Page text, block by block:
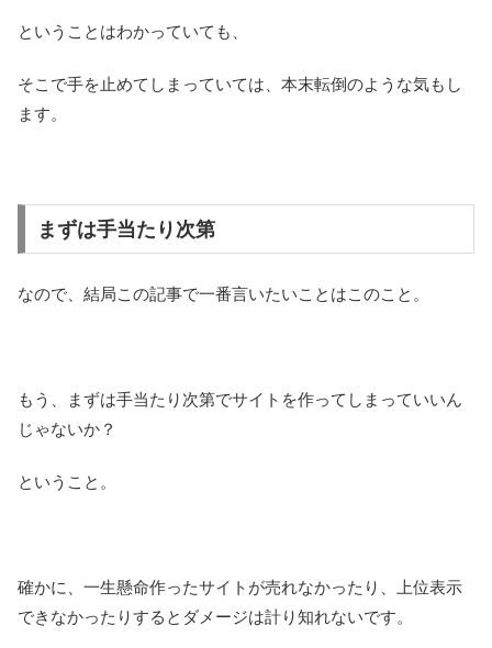
ということはわかっていても、
そこで手を止めてしまっていては、本末転倒のような気もし
ます。
まずは手当たり次第
なので、結局この記事で一番言いたいことはこのこと。
もう、まずは手当たり次第でサイトを作ってしまっていいん
じゃないか？
ということ。
確かに、一生懸命作ったサイトが売れなかったり、上位表示
できなかったりするとダメージは計り知れないです。